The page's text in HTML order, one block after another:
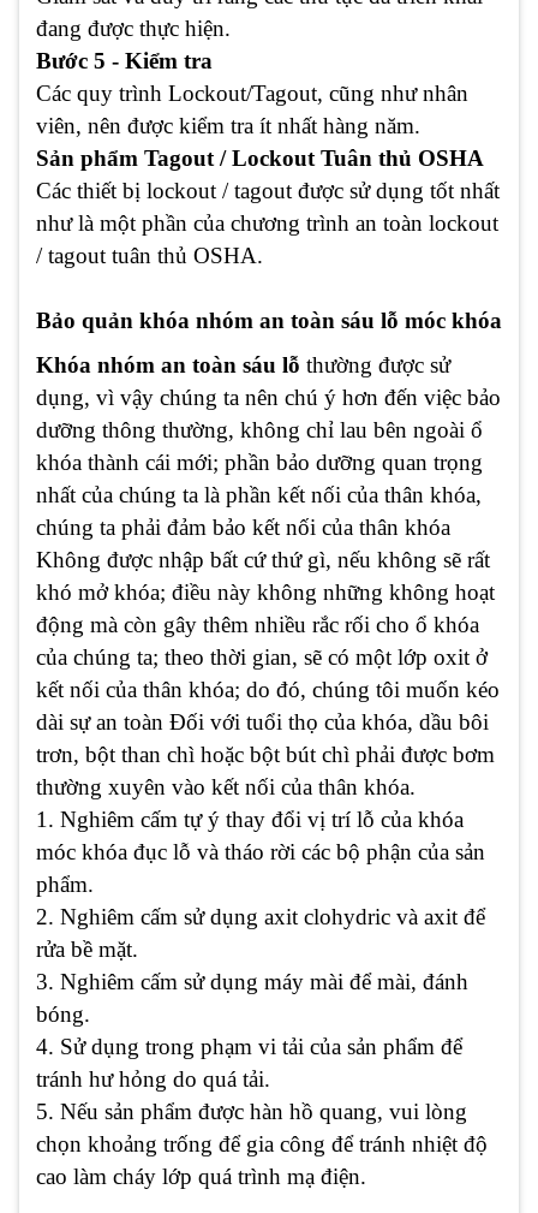
đang được thực hiện.
Bước 5 - Kiểm tra
Các quy trình Lockout/Tagout, cũng như nhân
viên, nên được kiểm tra ít nhất hàng năm.
Sản phẩm Tagout / Lockout Tuân thủ OSHA
Các thiết bị lockout / tagout được sử dụng tốt nhất
như là một phần của chương trình an toàn lockout
/ tagout tuân thủ OSHA.
Bảo quản khóa nhóm an toàn sáu lỗ móc khóa
Khóa nhóm an toàn sáu lỗ thường được sử
dụng, vì vậy chúng ta nên chú ý hơn đến việc bảo
dưỡng thông thường, không chỉ lau bên ngoài ổ
khóa thành cái mới; phần bảo dưỡng quan trọng
nhất của chúng ta là phần kết nối của thân khóa,
chúng ta phải đảm bảo kết nối của thân khóa
Không được nhập bất cứ thứ gì, nếu không sẽ rất
khó mở khóa; điều này không những không hoạt
động mà còn gây thêm nhiều rắc rối cho ổ khóa
của chúng ta; theo thời gian, sẽ có một lớp oxit ở
kết nối của thân khóa; do đó, chúng tôi muốn kéo
dài sự an toàn Đối với tuổi thọ của khóa, dầu bôi
trơn, bột than chì hoặc bột bút chì phải được bơm
thường xuyên vào kết nối của thân khóa.
1. Nghiêm cấm tự ý thay đổi vị trí lỗ của khóa
móc khóa đục lỗ và tháo rời các bộ phận của sản
phẩm.
2. Nghiêm cấm sử dụng axit clohydric và axit để
rửa bề mặt.
3. Nghiêm cấm sử dụng máy mài để mài, đánh
bóng.
4. Sử dụng trong phạm vi tải của sản phẩm để
tránh hư hỏng do quá tải.
5. Nếu sản phẩm được hàn hồ quang, vui lòng
chọn khoảng trống để gia công để tránh nhiệt độ
cao làm cháy lớp quá trình mạ điện.